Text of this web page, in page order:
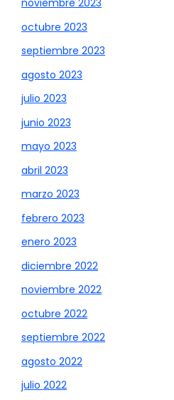
noviembre 2023
octubre 2023
septiembre 2023
agosto 2023
julio 2023
junio 2023
mayo 2023
abril 2023
marzo 2023
febrero 2023
enero 2023
diciembre 2022
noviembre 2022
octubre 2022
septiembre 2022
agosto 2022
julio 2022